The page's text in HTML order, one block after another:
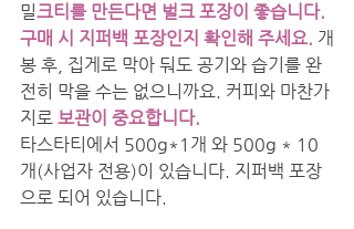
밀크티를 만든다면 벌크 포장이 좋습니다.
구매 시 지퍼백 포장인지 확인해 주세요. 개
봉 후, 집게로 막아 둬도 공기와 습기를 완
전히 막을 수는 없으니까요. 커피와 마찬가
지로 보관이 중요합니다.
타스타티에서 500g*1개 와 500g * 10
개(사업자 전용)이 있습니다. 지퍼백 포장
으로 되어 있습니다.